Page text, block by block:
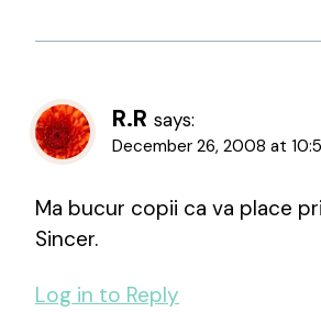
R.R says:
December 26, 2008 at
Ma bucur copii ca va place
Sincer.
Log in to Reply